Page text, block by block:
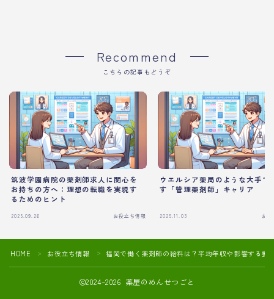
Recommend
こちらの記事もどうぞ
筑波学園病院の薬剤師求人に関心を
お持ちの方へ：理想の転職を実現す
るためのヒント
2025.09.26 お役立ち情報
ウエルシア薬局のような大手で
す「管理薬剤師」キャリア
2025.11.03 お
HOME ＞ お役立ち情報 ＞ 福岡で働く薬剤師の給料は？平均年収や影響する要
2024–2026 薬屋のめんせつごと